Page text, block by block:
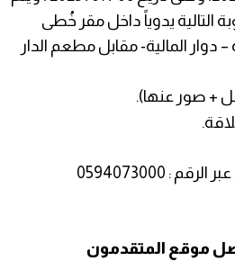
التالية يدوياً داخل مقر خُطى
– دوار المالية- مقابل مطعم الدار
+ صور عنها).
: 0594073000
موقع المتقدمون